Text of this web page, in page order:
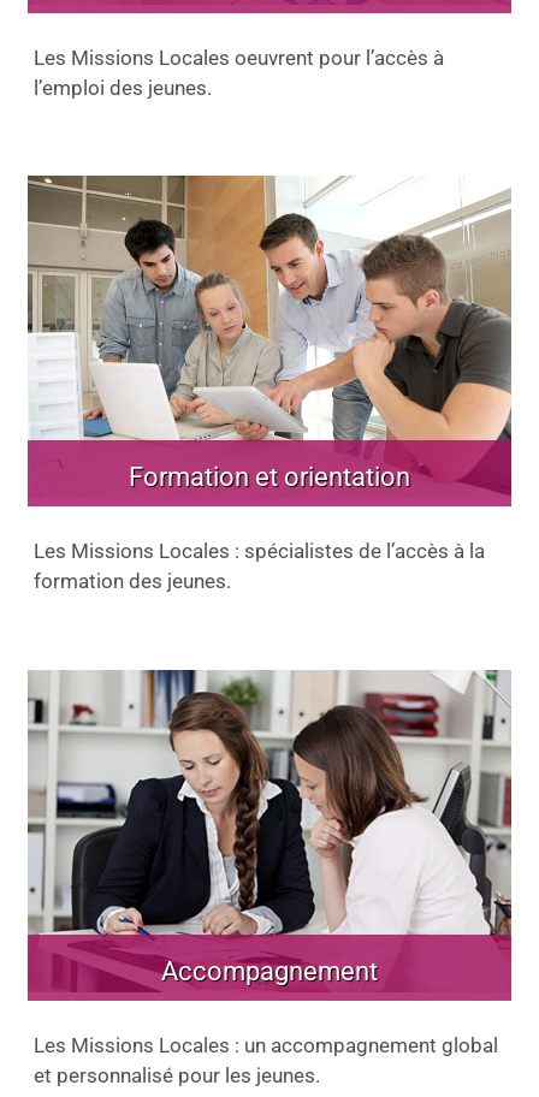
Les Missions Locales oeuvrent pour l’accès à
l’emploi des jeunes.
Formation et orientation
Les Missions Locales : spécialistes de l’accès à la
formation des jeunes.
Accompagnement
Les Missions Locales : un accompagnement global
et personnalisé pour les jeunes.